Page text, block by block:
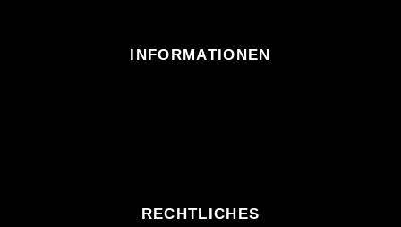
INFORMATIONEN
RECHTLICHES